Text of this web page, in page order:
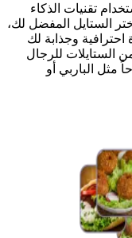
تقنيات الذكاء
الستايل المفضل لك،
وجذابة لك
الستايلات للرجال
مثل الباربي أو